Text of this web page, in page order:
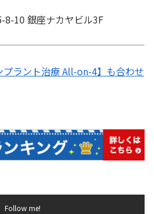
8-10 銀座ナカヤビル3F
プラント治療 All-on-4】も合わせ
Follow me!